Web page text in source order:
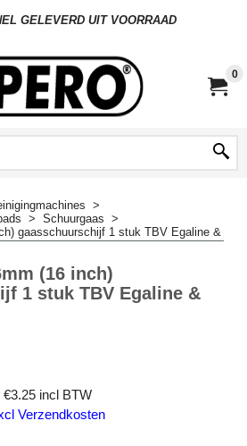
GELEVERD UIT VOORRAAD
0
>
> Schuurgaas >
gaasschuurschijf 1 stuk TBV Egaline &
(16 inch)
1 stuk TBV Egaline &
€3.25 incl BTW
Verzendkosten